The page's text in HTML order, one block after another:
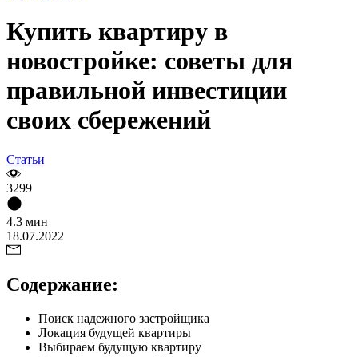
Купить квартиру в
новостройке: советы для
правильной инвестиции
своих сбережений
Статьи
3299
4.3 мин
18.07.2022
Содержание:
Поиск надежного застройщика
Локация будущей квартиры
Выбираем будущую квартиру